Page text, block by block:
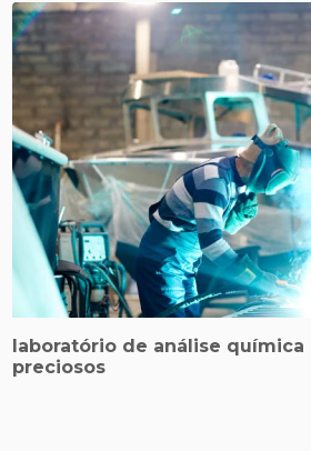
laboratório de análise química
preciosos